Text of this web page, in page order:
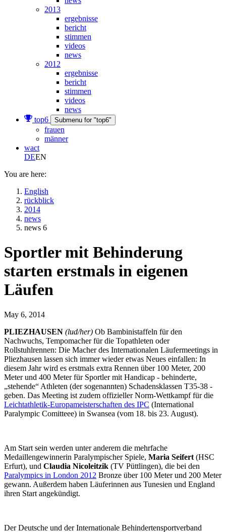
2013
ergebnisse
bericht
stimmen
videos
news
2012
ergebnisse
bericht
stimmen
videos
news
top6
Submenu for "top6"
frauen
männer
wact
DEEN
You are here:
English
rückblick
2014
news
news 6
Sportler mit Behinderung
starten erstmals in eigenen
Läufen
May 6, 2014
PLIEZHAUSEN (lud/her) Ob Bambinistaffeln für den
Nachwuchs, Tempomacher für die Topathleten oder
Rollstuhlrennen: Die Macher des Internationalen Läufermeetings in
Pliezhausen lassen sich immer wieder etwas Neues einfallen: In
diesem Jahr wird es erstmals extra Rennen über 100 Meter, 200
Meter und 400 Meter für Sportler mit Handicap - behinderte,
„stehende“ Athleten (der sogenannten) Schadensklassen T35-38 -
geben. Das Meeting ist zudem offizieller Norm-Wettkampf für die
Leichtathletik-Europameisterschaften des IPC (International
Paralympic Comitteee) in Swansea (vom 18. bis 23. August).
Am Start sein werden unter anderem die mehrfache
Medaillengewinnerin Paralympischer Spiele, Maria Seifert (HSC
Erfurt), und Claudia Nicoleitzik (TV Püttlingen), die bei den
Paralympics in London 2012 Bronze über 100 Meter und 200 Meter
gewann. Außerdem haben Läuferinnen aus Tunesien und England
ihren Start angekündigt.
Der Deutsche und der Internationale Behindertensportverband